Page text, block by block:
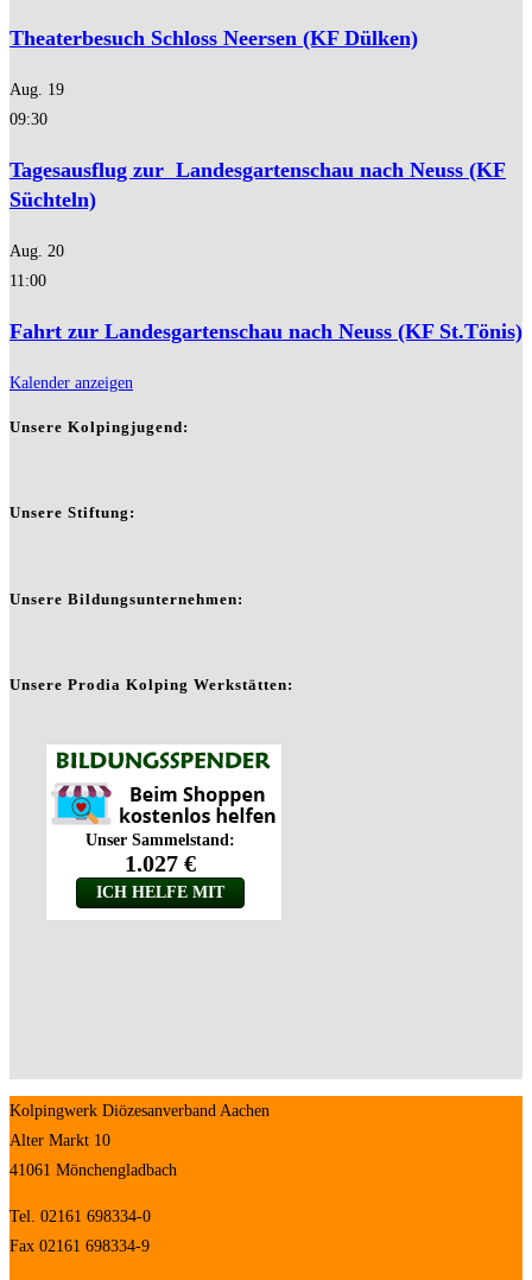
Theaterbesuch Schloss Neersen (KF Dülken)
Aug. 19
09:30
Tagesausflug zur Landesgartenschau nach Neuss (KF
Süchteln)
Aug. 20
11:00
Fahrt zur Landesgartenschau nach Neuss (KF St.Tönis)
Kalender anzeigen
Unsere Kolpingjugend:
Unsere Stiftung:
Unsere Bildungsunternehmen:
Unsere Prodia Kolping Werkstätten:
Kolpingwerk Diözesanverband Aachen
Alter Markt 10
41061 Mönchengladbach
Tel. 02161 698334-0
Fax 02161 698334-9